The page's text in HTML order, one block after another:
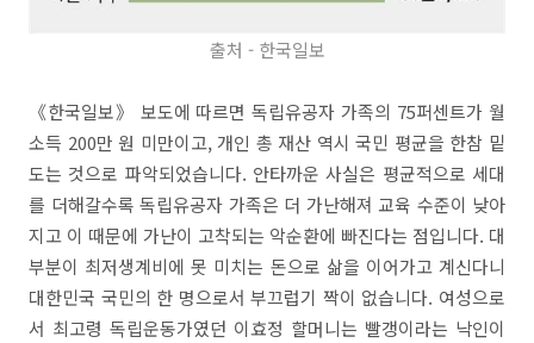
출처 - 한국일보
《한국일보》 보도에 따르면 독립유공자 가족의 75퍼센트가 월
소득 200만 원 미만이고, 개인 총 재산 역시 국민 평균을 한참 밑
도는 것으로 파악되었습니다. 안타까운 사실은 평균적으로 세대
를 더해갈수록 독립유공자 가족은 더 가난해져 교육 수준이 낮아
지고 이 때문에 가난이 고착되는 악순환에 빠진다는 점입니다. 대
부분이 최저생계비에 못 미치는 돈으로 삶을 이어가고 계신다니
대한민국 국민의 한 명으로서 부끄럽기 짝이 없습니다. 여성으로
서 최고령 독립운동가였던 이효정 할머니는 빨갱이라는 낙인이